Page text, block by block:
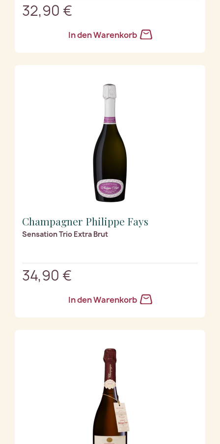
32,90 €
In den Warenkorb
Champagner Philippe Fays
Sensation Trio Extra Brut
34,90 €
In den Warenkorb